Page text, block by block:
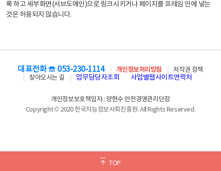
록 하고 세부화면(서브도메인)으로 링크시키거나 페이지를 프레임 안에 넣는
것은 허용되지 않습니다.
TOP
대표전화 ☏ 053-230-1114 개인정보처리방침
저작권 정책
찾아오시는 길
업무담당자조회 사업별웹사이트연락처
개인정보보호책임자 : 양현수 안전경영관리단장
Copyright © 2020 한국지능정보사회진흥원. All Rights Reserved.